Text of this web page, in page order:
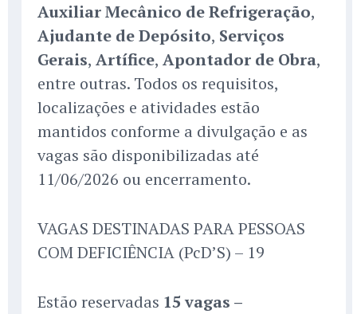
Auxiliar Mecânico de Refrigeração,
Ajudante de Depósito, Serviços
Gerais, Artífice, Apontador de Obra,
entre outras. Todos os requisitos,
localizações e atividades estão
mantidos conforme a divulgação e as
vagas são disponibilizadas até
11/06/2026 ou encerramento.
VAGAS DESTINADAS PARA PESSOAS
COM DEFICIÊNCIA (PcD’S) – 19
Estão reservadas 15 vagas –